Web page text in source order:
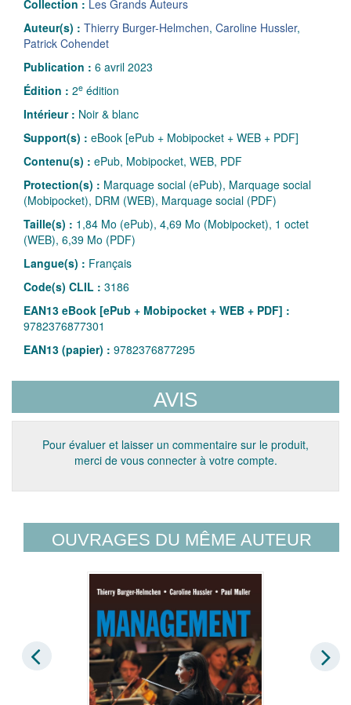
Collection : Les Grands Auteurs
Auteur(s) : Thierry Burger-Helmchen, Caroline Hussler,
Patrick Cohendet
Publication : 6 avril 2023
Édition : 2e édition
Intérieur : Noir & blanc
Support(s) : eBook [ePub + Mobipocket + WEB + PDF]
Contenu(s) : ePub, Mobipocket, WEB, PDF
Protection(s) : Marquage social (ePub), Marquage social
(Mobipocket), DRM (WEB), Marquage social (PDF)
Taille(s) : 1,84 Mo (ePub), 4,69 Mo (Mobipocket), 1 octet
(WEB), 6,39 Mo (PDF)
Langue(s) : Français
Code(s) CLIL : 3186
EAN13 eBook [ePub + Mobipocket + WEB + PDF] :
9782376877301
EAN13 (papier) : 9782376877295
AVIS
Pour évaluer et laisser un commentaire sur le produit,
merci de vous connecter à votre compte.
OUVRAGES DU MÊME AUTEUR